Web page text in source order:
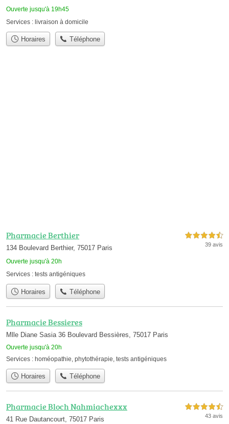
Ouverte jusqu'à 19h45
Services : livraison à domicile
Horaires Téléphone
Pharmacie Berthier
134 Boulevard Berthier, 75017 Paris
Ouverte jusqu'à 20h
4,5 étoiles sur 5
39 avis
Services : tests antigéniques
Horaires Téléphone
Pharmacie Bessieres
Mlle Diane Sasia 36 Boulevard Bessières, 75017 Paris
Ouverte jusqu'à 20h
Services : homéopathie phytothérapie tests antigéniques
Horaires Téléphone
Pharmacie Bloch Nahmiachexxx
41 Rue Dautancourt, 75017 Paris
4,5 étoiles sur 5
43 avis